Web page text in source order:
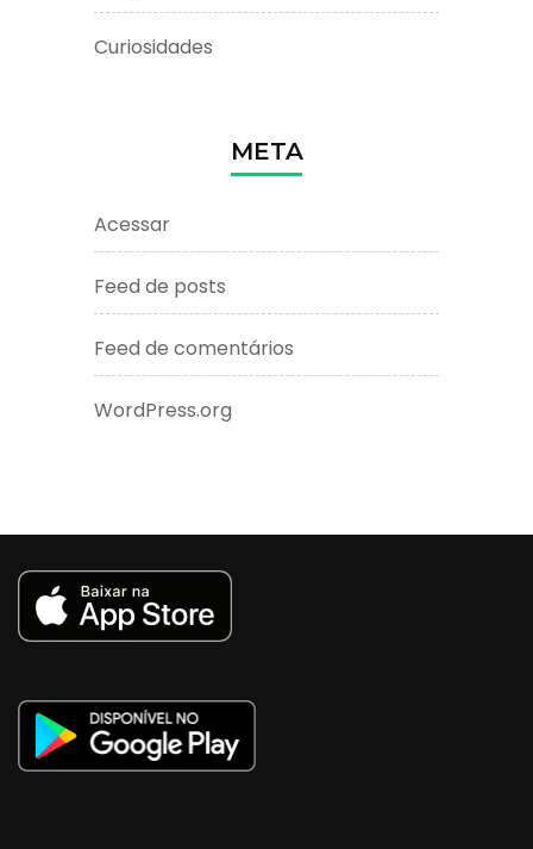
Curiosidades
META
Acessar
Feed de posts
Feed de comentários
WordPress.org